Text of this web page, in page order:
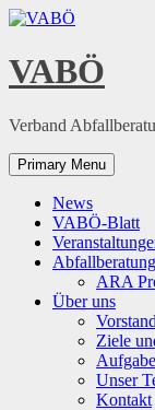
Skip
content
VABÖ
Verband
Primary Menu
News
VABÖ-Blatt
Abfallberatung
ARA
Über uns
Vorstand
Ziele
Unser
Kontakt